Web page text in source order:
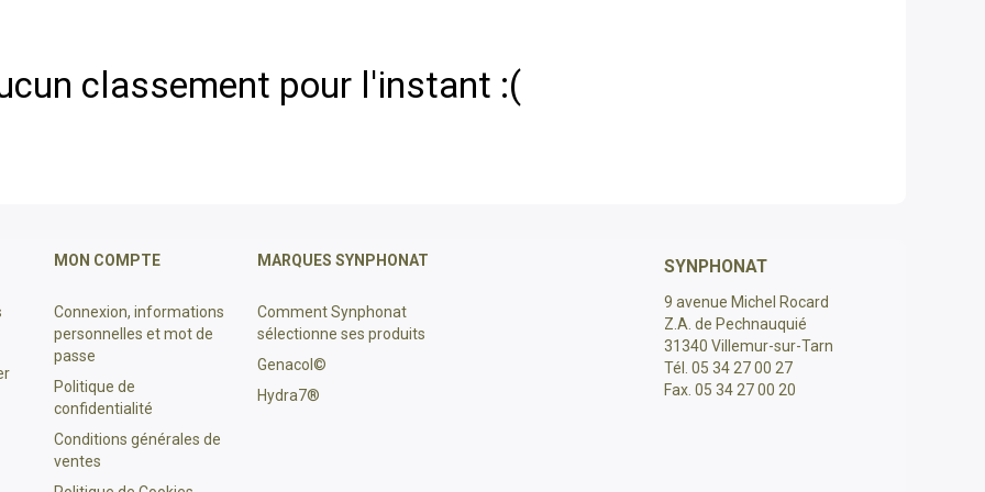
classement pour l'instant :(
MON COMPTE
Connexion, informations
personnelles et mot de
passe
Politique de
confidentialité
Conditions générales de
ventes
MARQUES SYNPHONAT
Comment Synphonat
sélectionne ses produits
Genacol©
Hydra7®
SYNPHONAT
9 avenue Michel Rocard
Z.A. de Pechnauquié
31340 Villemur-sur-Tarn
Tél. 05 34 27 00 27
Fax. 05 34 27 00 20